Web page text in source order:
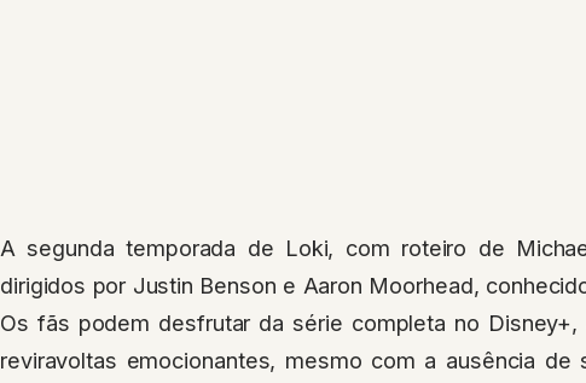
A segunda temporada de Loki, com roteiro de
dirigidos por Justin Benson e Aaron Moorhead,
Os fãs podem desfrutar da série completa no
reviravoltas emocionantes, mesmo com a ausência